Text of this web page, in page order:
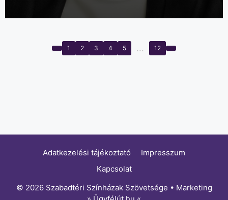
1 2 3 4 5 ... 12
Adatkezelési tájékoztató
Impresszum
Kapcsolat
© 2026 Szabadtéri Színházak Szövetsége • Marketing